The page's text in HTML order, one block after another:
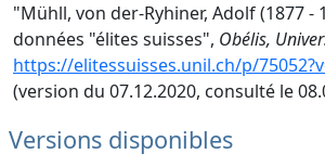
"Mühll, von der-Ryhiner, Adolf (1877 -
données "élites suisses", Obélis,
https://elitessuisses.unil.ch/p/
(version du 07.12.2020, consulté le
Versions disponibles